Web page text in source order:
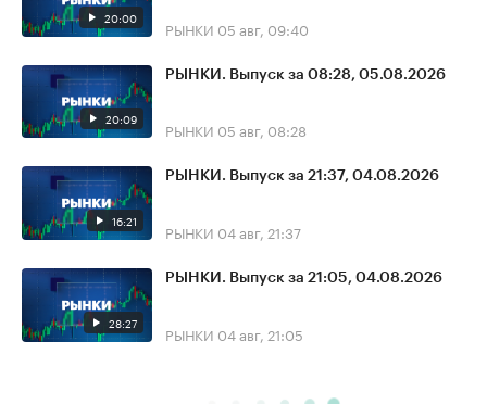
20:00 РЫНКИ 05 авг, 09:40
20:09
РЫНКИ. Выпуск за 08:28, 05.08.2026
РЫНКИ 05 авг, 08:28
16:21
РЫНКИ. Выпуск за 21:37, 04.08.2026
РЫНКИ 04 авг, 21:37
28:27
РЫНКИ. Выпуск за 21:05, 04.08.2026
РЫНКИ 04 авг, 21:05